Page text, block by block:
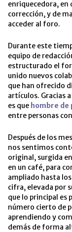
enriquecedora, en
corrección, y de
acceder al foro.
Durante este
equipo de
estructurado el
unido nuevos
que han ofrecido
artículos. Gracias
es que hombre de
entre personas
Después de los
nos sentimos
original, surgida
en un café, para
ampliado hasta
cifra, elevada por
que lo principal es
número cierto de
aprendiendo y
demás de forma